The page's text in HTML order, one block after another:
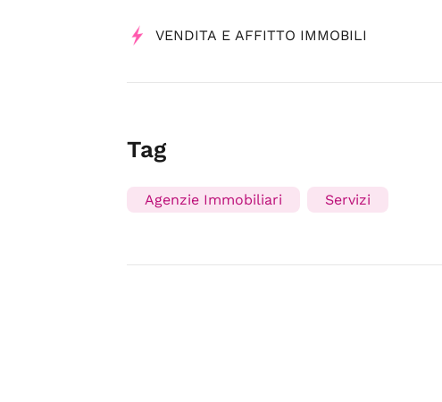
VENDITA E AFFITTO IMMOBILI
Tag
Agenzie Immobiliari Servizi